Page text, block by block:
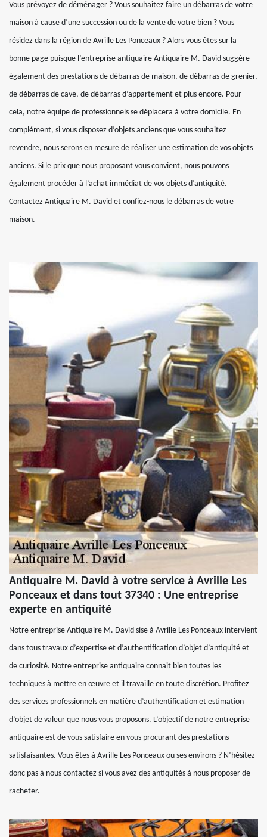
Vous prévoyez de déménager ? Vous souhaitez faire un débarras de votre
maison à cause d’une succession ou de la vente de votre bien ? Vous
résidez dans la région de Avrille Les Ponceaux ? Alors vous êtes sur la
bonne page puisque l’entreprise antiquaire Antiquaire M. David suggère
également des prestations de débarras de maison, de débarras de grenier,
de débarras de cave, de débarras d’appartement et plus encore. Pour
cela, notre équipe de professionnels se déplacera à votre domicile. En
complément, si vous disposez d’objets anciens que vous souhaitez
revendre, nous serons en mesure de réaliser une estimation de vos objets
anciens. Si le prix que nous proposant vous convient, nous pouvons
également procéder à l’achat immédiat de vos objets d’antiquité.
Contactez Antiquaire M. David et confiez-nous le débarras de votre
maison.
Antiquaire M. David à votre service à Avrille Les
Ponceaux et dans tout 37340 : Une entreprise
experte en antiquité
Notre entreprise Antiquaire M. David sise à Avrille Les Ponceaux intervient
dans tous travaux d’expertise et d’authentification d’objet d’antiquité et
de curiosité. Notre entreprise antiquaire connait bien toutes les
techniques à mettre en œuvre et il travaille en toute discrétion. Profitez
des services professionnels en matière d’authentification et estimation
d’objet de valeur que nous vous proposons. L’objectif de notre entreprise
antiquaire est de vous satisfaire en vous procurant des prestations
satisfaisantes. Vous êtes à Avrille Les Ponceaux ou ses environs ? N’hésitez
donc pas à nous contactez si vous avez des antiquités à nous proposer de
racheter.